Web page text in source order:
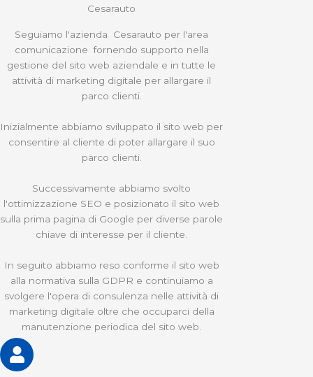
Cesarauto
Seguiamo l'azienda Cesarauto per l'area
comunicazione fornendo supporto nella
gestione del sito web aziendale e in tutte le
attività di marketing digitale per allargare il
parco clienti.
Inizialmente abbiamo sviluppato il sito web per
consentire al cliente di poter allargare il suo
parco clienti.
Successivamente abbiamo svolto
l'ottimizzazione SEO e posizionato il sito web
sulla prima pagina di Google per diverse parole
chiave di interesse per il cliente.
In seguito abbiamo reso conforme il sito web
alla normativa sulla GDPR e continuiamo a
svolgere l'opera di consulenza nelle attività di
marketing digitale oltre che occuparci della
manutenzione periodica del sito web.